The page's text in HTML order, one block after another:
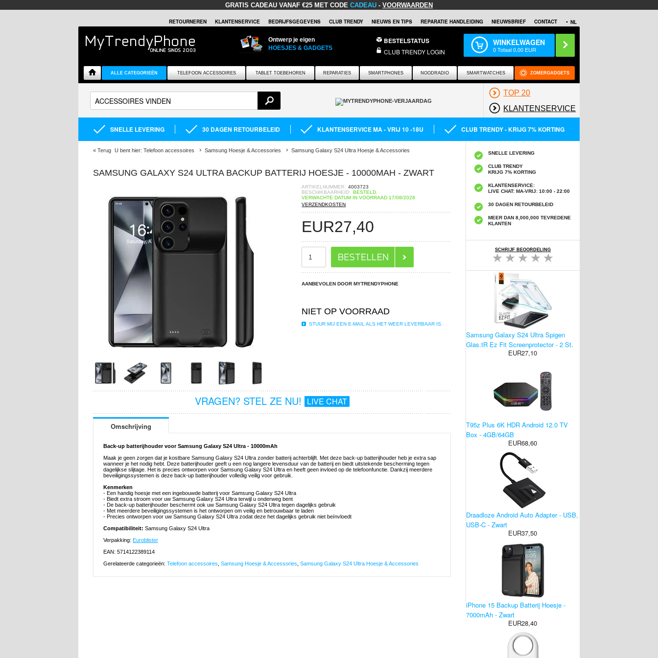
GRATIS CADEAU VANAF €25 MET CODE CADEAU - VOORWAARDEN
NL
RETOURNEREN KLANTENSERVICE BEDRIJFSGEGEVENS CLUB TRENDY NIEUWS EN TIPS REPARATIE HANDLEIDING NIEUWSBRIEF CONTACT
Ontwerp je eigen
HOESJES & GADGETS
BESTELSTATUS
CLUB TRENDY LOGIN
WINKELWAGEN
0Totaal0,00 EUR
ALLE CATEGORIEËN TELEFOON ACCESSOIRES TABLET TOEBEHOREN REPARATIES SMARTPHONES NOODRADIO SMARTWATCHES ZOMERGADGETS
TOP 20
KLANTENSERVICE
SNELLE LEVERING 30 DAGEN RETOURBELEID KLANTENSERVICE MA - VRIJ 10 -18U CLUB TRENDY - KRIJG 7% KORTING
« Terug U bent hier: Telefoon accessoires Samsung Hoesje & Accessories Samsung Galaxy S24 Ultra Hoesje & Accessories
SAMSUNG GALAXY S24 ULTRA BACKUP BATTERIJ HOESJE - 10000MAH - ZWART
ARTIKELNUMMER: 4003723
BESCHIKBAARHEID: BESTELD.
VERWACHTE DATUM IN VOORRAAD 17/08/2026
VERZENDKOSTEN
EUR27,40
AANBEVOLEN DOOR MYTRENDYPHONE
NIET OP VOORRAAD
STUUR MIJ EEN E-MAIL ALS HET WEER LEVERBAAR IS.
VRAGEN? STEL ZE NU! LIVE CHAT
Omschrijving
Back-up batterijhouder voor Samsung Galaxy S24 Ultra - 10000mAh
Maak je geen zorgen dat je kostbare Samsung Galaxy S24 Ultra zonder batterij achterblijft. Met deze back-up batterijhouder heb je extra sap
wanneer je het nodig hebt. Deze batterijhouder geeft u een nog langere levensduur van de batterij en biedt uitstekende bescherming tegen
dagelijkse slijtage. Het is precies ontworpen voor Samsung Galaxy S24 Ultra en heeft geen invloed op de telefoonfunctie. Dankzij meerdere
beveiligingssystemen is deze back-up batterijhouder volledig veilig voor gebruik.
Kenmerken
- Een handig hoesje met een ingebouwde batterij voor Samsung Galaxy S24 Ultra
- Biedt extra stroom voor uw Samsung Galaxy S24 Ultra terwijl u onderweg bent
- De back-up batterijhouder beschermt ook uw Samsung Galaxy S24 Ultra tegen dagelijks gebruik
- Met meerdere beveiligingssystemen is het ontworpen om veilig en betrouwbaar te laden
- Precies ontworpen voor uw Samsung Galaxy S24 Ultra zodat deze het dagelijks gebruik niet beïnvloedt
Compatibiliteit: Samsung Galaxy S24 Ultra
Verpakking: Euroblister
EAN: 5714122389114
Gerelateerde categorieën: Telefoon accessoires Samsung Hoesje & Accessories Samsung Galaxy S24 Ultra Hoesje & Accessories
SNELLE LEVERING
CLUB TRENDY
KRIJG 7% KORTING
KLANTENSERVICE:
LIVE CHAT: MA-VRIJ: 10:00 - 22:00
30 DAGEN RETOURBELEID
MEER DAN 8,000,000 TEVREDENE
KLANTEN
SCHRIJF BEOORDELING
Samsung Galaxy S24 Ultra Spigen
Glas.tR Ez Fit Screenprotector - 2 St.
EUR27,10
T95z Plus 6K HDR Android 12.0 TV
Box - 4GB/64GB
EUR68,60
Draadloze Android Auto Adapter - USB,
USB-C - Zwart
EUR37,50
iPhone 15 Backup Batterij Hoesje -
7000mAh - Zwart
EUR28,40